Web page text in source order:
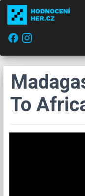
facebook
To